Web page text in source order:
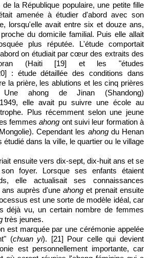
amenée à étudier d'abord avec son
lorsqu'elle avait entre six et douze ans,
du domicile familial. Puis elle allait
plus réputée. L'étude comportait
on étudiait par cœur des extraits des
(Haiti [19] et les "études
: étude détaillée des conditions dans
la prière, les ablutions et les cinq prières
ahong de Jinan (Shandong)
elle avait pu suivre une école au
Plus récemment selon une jeune
femmesahong ont suivi leur formation à
Cependant les ahongdu Henan
étudié dans la ville, le quartier ou le village
ensuite vers dix-sept, dix-huit ans et se
foyer. Lorsque ses enfants étaient
elle actualisait ses connaissances
auprès d'une ahong et prenait ensuite
est une sorte de modèle idéal, car
déjà vu, un certain nombre de femmes
très jeunes.
est marquée par une cérémonie appelée
(chuan yi). [21]Pour celle qui devient
est personnellement importante, car